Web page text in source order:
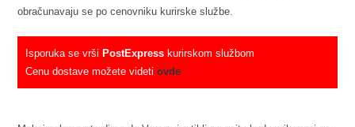
obračunavaju se po cenovniku kurirske službe.
Isporuka se vrši PostExpress kurirskom službom
Cenu dostave možete videtiovde